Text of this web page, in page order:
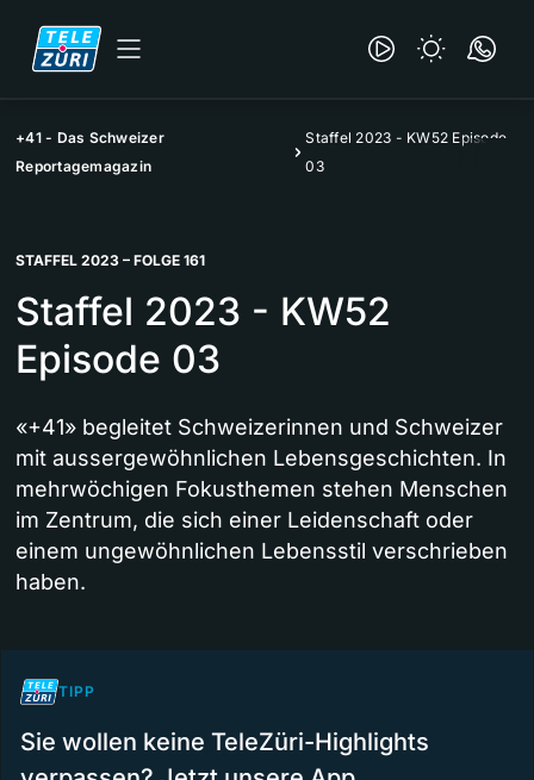
+41 - Das Schweizer
Reportagemagazin
Staffel 2023 - KW52 Episode
03
STAFFEL 2023 – FOLGE 161
Staffel 2023 - KW52
Episode 03
«+41» begleitet Schweizerinnen und Schweizer
mit aussergewöhnlichen Lebensgeschichten. In
mehrwöchigen Fokusthemen stehen Menschen
im Zentrum, die sich einer Leidenschaft oder
einem ungewöhnlichen Lebensstil verschrieben
haben.
TIPP
Sie wollen keine TeleZüri-Highlights